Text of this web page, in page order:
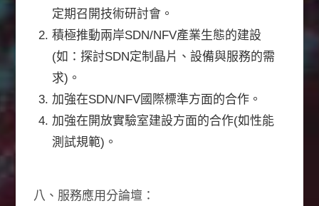
定期召開技術研討會。
積極推動兩岸SDN/NFV產業生態的建設
(如：探討SDN定制晶片、設備與服務的需
求)。
加強在SDN/NFV國際標準方面的合作。
加強在開放實驗室建設方面的合作(如性能
測試規範)。
八、服務應用分論壇：